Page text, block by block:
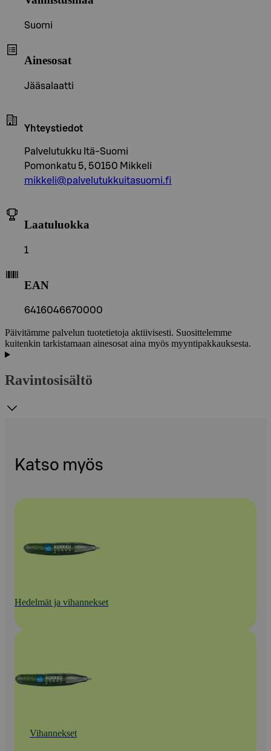
Suomi
Ainesosat
Jääsalaatti
Yhteystiedot
Palvelutukku Itä-Suomi
Pomonkatu 5, 50150 Mikkeli
mikkeli@palvelutukkuitasuomi.fi
Laatuluokka
1
EAN
6416046670000
Päivitämme palvelun tuotetietoja aktiivisesti. Suosittelemme
kuitenkin tarkistamaan ainesosat aina myös myyntipakkauksesta.
Ravintosisältö
Katso myös
Hedelmät ja vihannekset
Vihannekset